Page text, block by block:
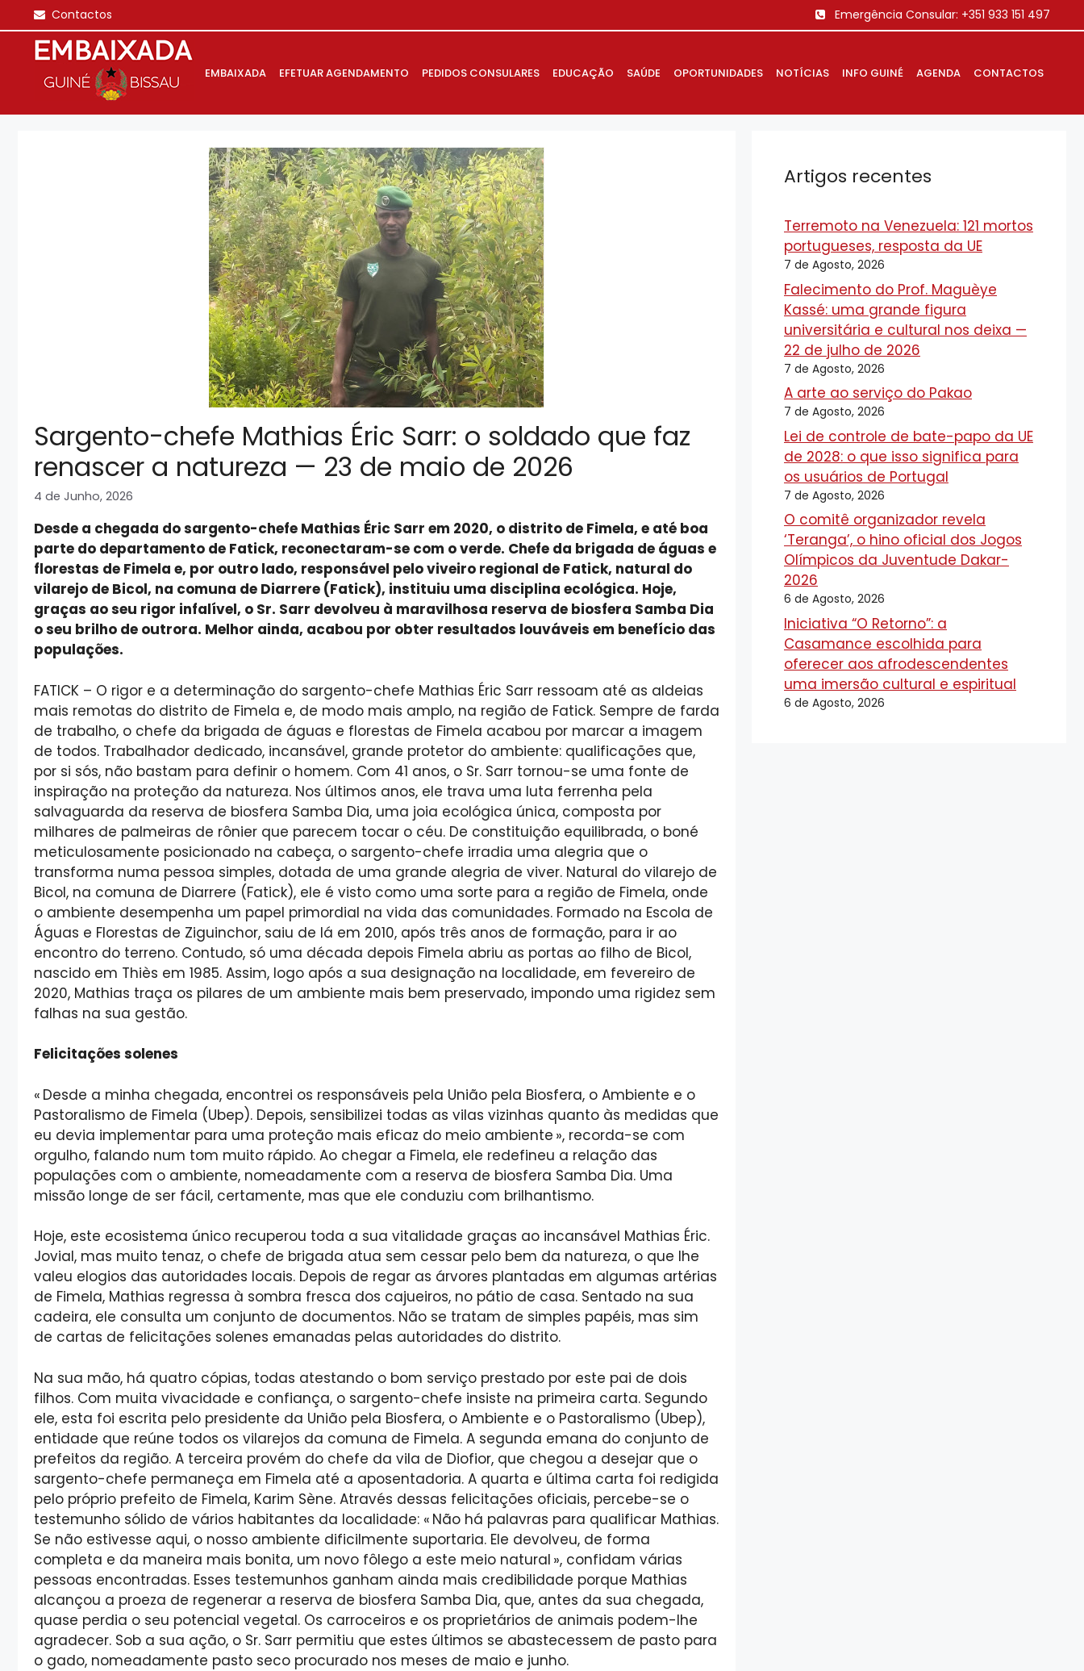
Saltar
para
Contactos Emergência Consular: +351 933 151 497
EMBAIXADA EFETUAR AGENDAMENTO PEDIDOS CONSULARES EDUCAÇÃO SAÚDE OPORTUNIDADES NOTÍCIAS INFO GUINÉ AGENDA CONTACTOS
Sargento-chefe Mathias Éric Sarr: o soldado que faz
renascer a natureza — 23 de maio de 2026
4 de Junho, 2026
Desde a chegada do sargento-chefe Mathias Éric Sarr em 2020, o distrito de Fimela, e até boa
parte do departamento de Fatick, reconectaram-se com o verde. Chefe da brigada de águas e
florestas de Fimela e, por outro lado, responsável pelo viveiro regional de Fatick, natural do
vilarejo de Bicol, na comuna de Diarrere (Fatick), instituiu uma disciplina ecológica. Hoje,
graças ao seu rigor infalível, o Sr. Sarr devolveu à maravilhosa reserva de biosfera Samba Dia
o seu brilho de outrora. Melhor ainda, acabou por obter resultados louváveis em benefício das
populações.
FATICK – O rigor e a determinação do sargento-chefe Mathias Éric Sarr ressoam até as aldeias
mais remotas do distrito de Fimela e, de modo mais amplo, na região de Fatick. Sempre de farda
de trabalho, o chefe da brigada de águas e florestas de Fimela acabou por marcar a imagem
de todos. Trabalhador dedicado, incansável, grande protetor do ambiente: qualificações que,
por si sós, não bastam para definir o homem. Com 41 anos, o Sr. Sarr tornou-se uma fonte de
inspiração na proteção da natureza. Nos últimos anos, ele trava uma luta ferrenha pela
salvaguarda da reserva de biosfera Samba Dia, uma joia ecológica única, composta por
milhares de palmeiras de rônier que parecem tocar o céu. De constituição equilibrada, o boné
meticulosamente posicionado na cabeça, o sargento-chefe irradia uma alegria que o
transforma numa pessoa simples, dotada de uma grande alegria de viver. Natural do vilarejo de
Bicol, na comuna de Diarrere (Fatick), ele é visto como uma sorte para a região de Fimela, onde
o ambiente desempenha um papel primordial na vida das comunidades. Formado na Escola de
Águas e Florestas de Ziguinchor, saiu de lá em 2010, após três anos de formação, para ir ao
encontro do terreno. Contudo, só uma década depois Fimela abriu as portas ao filho de Bicol,
nascido em Thiès em 1985. Assim, logo após a sua designação na localidade, em fevereiro de
2020, Mathias traça os pilares de um ambiente mais bem preservado, impondo uma rigidez sem
falhas na sua gestão.
Felicitações solenes
« Desde a minha chegada, encontrei os responsáveis pela União pela Biosfera, o Ambiente e o
Pastoralismo de Fimela (Ubep). Depois, sensibilizei todas as vilas vizinhas quanto às medidas que
eu devia implementar para uma proteção mais eficaz do meio ambiente », recorda-se com
orgulho, falando num tom muito rápido. Ao chegar a Fimela, ele redefineu a relação das
populações com o ambiente, nomeadamente com a reserva de biosfera Samba Dia. Uma
missão longe de ser fácil, certamente, mas que ele conduziu com brilhantismo.
Hoje, este ecosistema único recuperou toda a sua vitalidade graças ao incansável Mathias Éric.
Jovial, mas muito tenaz, o chefe de brigada atua sem cessar pelo bem da natureza, o que lhe
valeu elogios das autoridades locais. Depois de regar as árvores plantadas em algumas artérias
de Fimela, Mathias regressa à sombra fresca dos cajueiros, no pátio de casa. Sentado na sua
cadeira, ele consulta um conjunto de documentos. Não se tratam de simples papéis, mas sim
de cartas de felicitações solenes emanadas pelas autoridades do distrito.
Na sua mão, há quatro cópias, todas atestando o bom serviço prestado por este pai de dois
filhos. Com muita vivacidade e confiança, o sargento-chefe insiste na primeira carta. Segundo
ele, esta foi escrita pelo presidente da União pela Biosfera, o Ambiente e o Pastoralismo (Ubep),
entidade que reúne todos os vilarejos da comuna de Fimela. A segunda emana do conjunto de
prefeitos da região. A terceira provém do chefe da vila de Diofior, que chegou a desejar que o
sargento-chefe permaneça em Fimela até a aposentadoria. A quarta e última carta foi redigida
pelo próprio prefeito de Fimela, Karim Sène. Através dessas felicitações oficiais, percebe-se o
testemunho sólido de vários habitantes da localidade: « Não há palavras para qualificar Mathias.
Se não estivesse aqui, o nosso ambiente dificilmente suportaria. Ele devolveu, de forma
completa e da maneira mais bonita, um novo fôlego a este meio natural », confidam várias
pessoas encontradas. Esses testemunhos ganham ainda mais credibilidade porque Mathias
alcançou a proeza de regenerar a reserva de biosfera Samba Dia, que, antes da sua chegada,
quase perdia o seu potencial vegetal. Os carroceiros e os proprietários de animais podem-lhe
agradecer. Sob a sua ação, o Sr. Sarr permitiu que estes últimos se abastecessem de pasto para
o gado, nomeadamente pasto seco procurado nos meses de maio e junho.
Artigos recentes
Terremoto na Venezuela: 121 mortos
portugueses, resposta da UE
7 de Agosto, 2026
Falecimento do Prof. Maguèye
Kassé: uma grande figura
universitária e cultural nos deixa —
22 de julho de 2026
7 de Agosto, 2026
A arte ao serviço do Pakao
7 de Agosto, 2026
Lei de controle de bate-papo da UE
de 2028: o que isso significa para
os usuários de Portugal
7 de Agosto, 2026
O comitê organizador revela
‘Teranga’, o hino oficial dos Jogos
Olímpicos da Juventude Dakar-
2026
6 de Agosto, 2026
Iniciativa “O Retorno”: a
Casamance escolhida para
oferecer aos afrodescendentes
uma imersão cultural e espiritual
6 de Agosto, 2026